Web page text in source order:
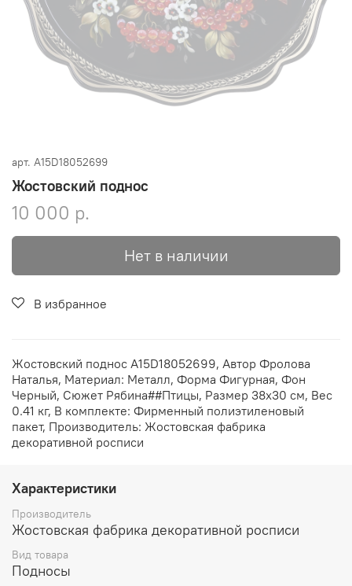
арт. A15D18052699
Жостовский поднос
10 000 р.
Нет в наличии
В избранное
Жостовский поднос A15D18052699, Автор Фролова
Наталья, Материал: Металл, Форма Фигурная, Фон
Черный, Сюжет Рябина##Птицы, Размер 38х30 см, Вес
0.41 кг, В комплекте: Фирменный полиэтиленовый
пакет, Производитель: Жостовская фабрика
декоративной росписи
Характеристики
Производитель
Жостовская фабрика декоративной росписи
Вид товара
Подносы